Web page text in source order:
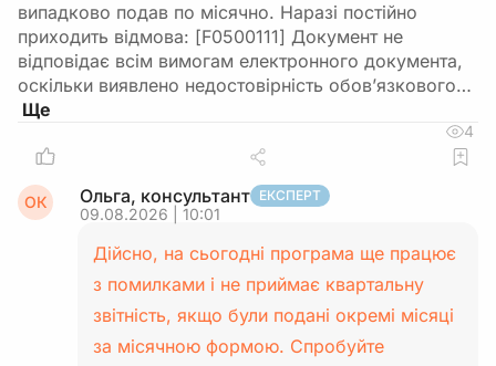
випадково подав по місячно. Наразі постійно
приходить відмова: [F0500111] Документ не
відповідає всім вимогам електронного документа,
оскільки виявлено недостовірність обов’язкового…
4
ОК Ольга, консультант ЕКСПЕРТ
09.08.2026 | 10:01
Дійсно, на сьогодні програма ще працює
з помилками і не приймає квартальну
звітність, якщо були подані окремі місяці
за місячною формою. Спробуйте